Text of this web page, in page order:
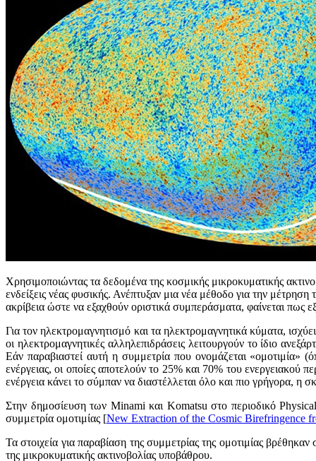
Χρησιμοποιώντας τα δεδομένα της κοσμικής μικροκυματικής
ενδείξεις νέας φυσικής. Ανέπτυξαν μια νέα μέθοδο για την
ακρίβεια ώστε να εξαχθούν οριστικά συμπεράσματα, φαίνεται πως
Για τον ηλεκτρομαγνητισμό και τα ηλεκτρομαγνητικά κύματα,
οι ηλεκτρομαγνητικές αλληλεπιδράσεις λειτουργούν το ίδιο
Εάν παραβιαστεί αυτή η συμμετρία που ονομάζεται «ομοτιμία»
ενέργειας, οι οποίες αποτελούν το 25% και 70% του ενεργειακού
ενέργεια κάνει το σύμπαν να διαστέλλεται όλο και πιο γρήγορα, η
Στην δημοσίευση των Minami και Komatsu στο περιοδικό
συμμετρία ομοτιμίας [New Extraction of the Cosmic Birefringence
Τα στοιχεία για παραβίαση της συμμετρίας της ομοτιμίας
της μικροκυματικής ακτινοβολίας υπoβάθρου.